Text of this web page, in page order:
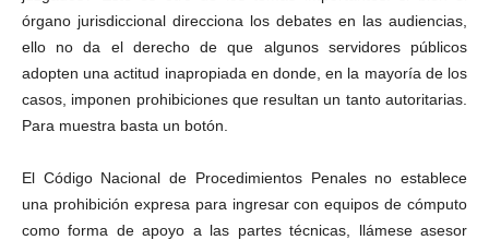
órgano jurisdiccional direcciona los debates en las audiencias,
ello no da el derecho de que algunos servidores públicos
adopten una actitud inapropiada en donde, en la mayoría de los
casos, imponen prohibiciones que resultan un tanto autoritarias.
Para muestra basta un botón.
El Código Nacional de Procedimientos Penales no establece
una prohibición expresa para ingresar con equipos de cómputo
como forma de apoyo a las partes técnicas, llámese asesor